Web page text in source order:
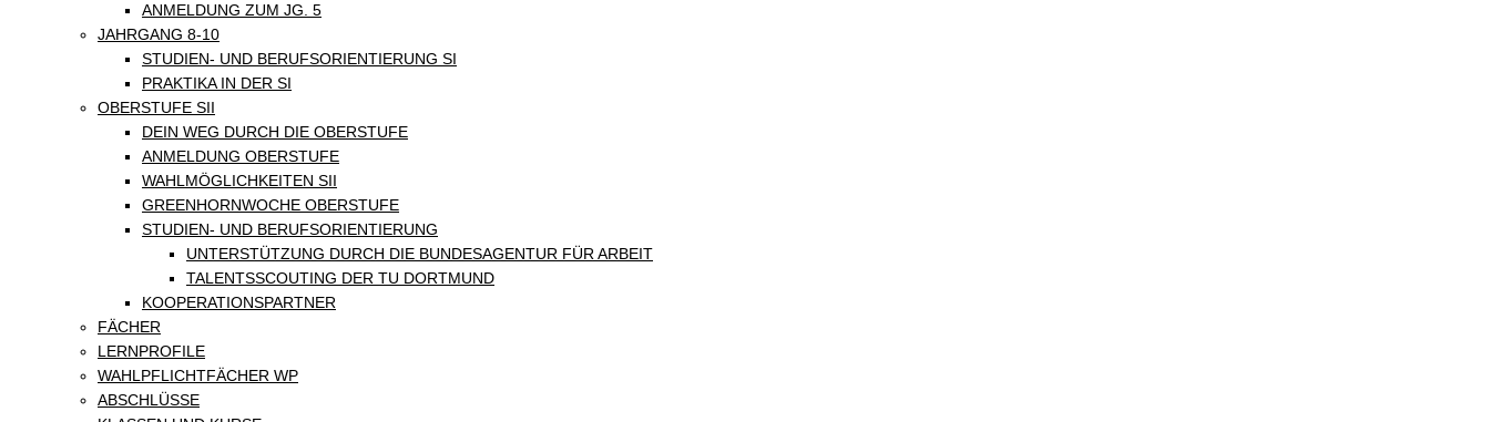
ANMELDUNG ZUM JG. 5
JAHRGANG 8-10
STUDIEN- UND BERUFSORIENTIERUNG SI
PRAKTIKA IN DER SI
OBERSTUFE SII
DEIN WEG DURCH DIE OBERSTUFE
ANMELDUNG OBERSTUFE
WAHLMÖGLICHKEITEN SII
GREENHORNWOCHE OBERSTUFE
STUDIEN- UND BERUFSORIENTIERUNG
UNTERSTÜTZUNG DURCH DIE BUNDESAGENTUR FÜR ARBEIT
TALENTSSCOUTING DER TU DORTMUND
KOOPERATIONSPARTNER
FÄCHER
LERNPROFILE
WAHLPFLICHTFÄCHER WP
ABSCHLÜSSE